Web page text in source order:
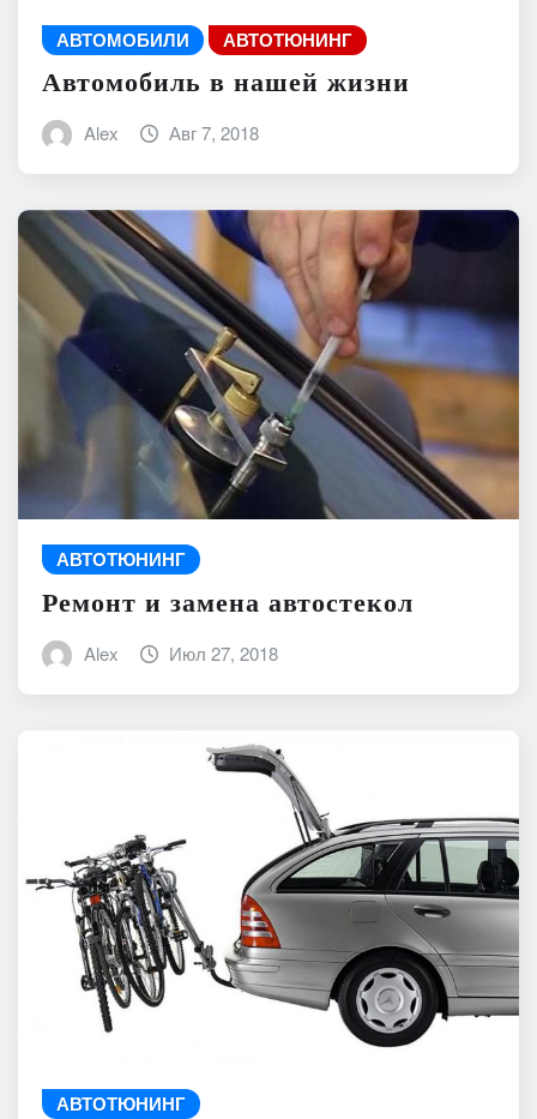
АВТОМОБИЛИ АВТОТЮНИНГ
Автомобиль в нашей жизни
Alex Авг 7, 2018
АВТОТЮНИНГ
Ремонт и замена автостекол
Alex Июл 27, 2018
АВТОТЮНИНГ